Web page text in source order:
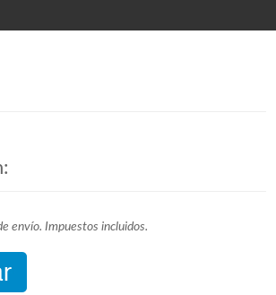
envío. Impuestos incluidos.